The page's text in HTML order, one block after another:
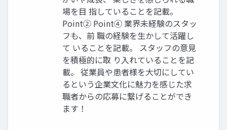
場を⽬ 指していることを記載。
Point② Point④ 業界未経験のスタッ
フも、前 職の経験を⽣かして活躍し
て いることを記載。 スタッフの意⾒
を積極的に取 り⼊れていることを記
載。 従業員や患者様を⼤切にしてい
るという企業⽂化に魅⼒を感じた求
職者からの応募に繋げることができ
ます！